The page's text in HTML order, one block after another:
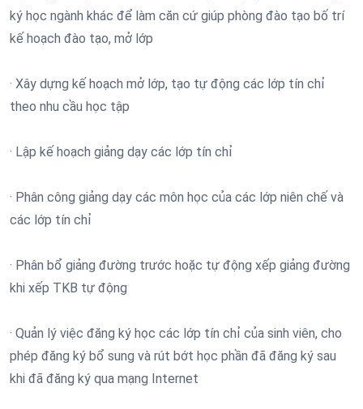
ký học ngành khác để làm căn cứ giúp phòng đào tạo bố trí
kế hoạch đào tạo, mở lớp
· Xây dựng kế hoạch mở lớp, tạo tự động các lớp tín chỉ
theo nhu cầu học tập
· Lập kế hoạch giảng dạy các lớp tín chỉ
· Phân công giảng dạy các môn học của các lớp niên chế và
các lớp tín chỉ
· Phân bổ giảng đường trước hoặc tự động xếp giảng đường
khi xếp TKB tự động
· Quản lý việc đăng ký học các lớp tín chỉ của sinh viên, cho
phép đăng ký bổ sung và rút bớt học phần đã đăng ký sau
khi đã đăng ký qua mạng Internet